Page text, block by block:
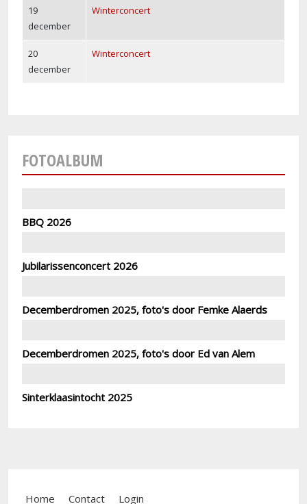
19
december
Winterconcert
20
december
Winterconcert
FOTOALBUM
BBQ 2026
Jubilarissenconcert 2026
Decemberdromen 2025, foto's door Femke Alaerds
Decemberdromen 2025, foto's door Ed van Alem
Sinterklaasintocht 2025
Footer menu
Home Contact Login